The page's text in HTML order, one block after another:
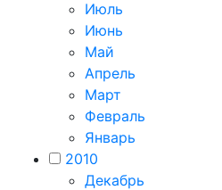
Июль
Июнь
Май
Апрель
Март
Февраль
Январь
2010
Декабрь